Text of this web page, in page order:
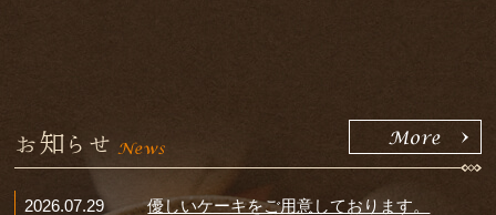
お知らせ
2026.07.29 優しいケーキをご用意しております。